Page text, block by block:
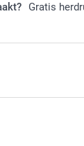
Gratis
inclusief BTW